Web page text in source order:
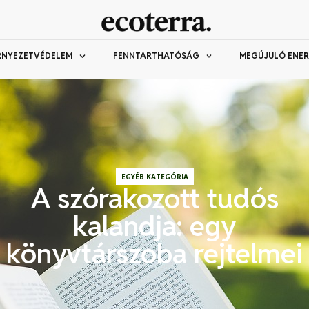
FENNTARTHATÓSÁG MEGÚJULÓ
EGYÉB KATEGÓRIA
A szórakozott tudós
kalandja: egy
könyvtárszoba rejtelmei